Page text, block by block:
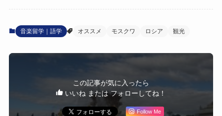
音楽留学｜語学 オススメ モスクワ ロシア 観光
この記事が気に入ったら
いいね または フォローしてね！
Follow Me